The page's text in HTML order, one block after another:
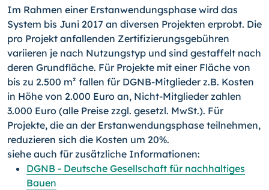
Im Rahmen einer Erstanwendungsphase wird das
System bis Juni 2017 an diversen Projekten erprobt. Die
pro Projekt anfallenden Zertifizierungsgebühren
variieren je nach Nutzungstyp und sind gestaffelt nach
deren Grundfläche. Für Projekte mit einer Fläche von
bis zu 2.500 m² fallen für DGNB-Mitglieder z.B. Kosten
in Höhe von 2.000 Euro an, Nicht-Mitglieder zahlen
3.000 Euro (alle Preise zzgl. gesetzl. MwSt.). Für
Projekte, die an der Erstanwendungsphase teilnehmen,
reduzieren sich die Kosten um 20%.
siehe auch für zusätzliche Informationen:
DGNB - Deutsche Gesellschaft für nachhaltiges
Bauen